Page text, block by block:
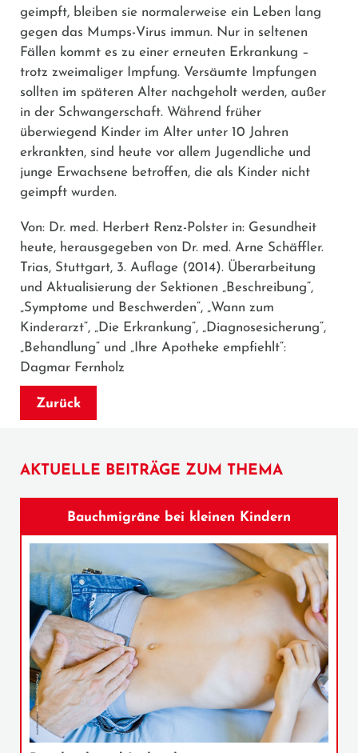
geimpft, bleiben sie normalerweise ein Leben lang
gegen das Mumps-Virus immun. Nur in seltenen
Fällen kommt es zu einer erneuten Erkrankung –
trotz zweimaliger Impfung. Versäumte Impfungen
sollten im späteren Alter nachgeholt werden, außer
in der Schwangerschaft. Während früher
überwiegend Kinder im Alter unter 10 Jahren
erkrankten, sind heute vor allem Jugendliche und
junge Erwachsene betroffen, die als Kinder nicht
geimpft wurden.
Von: Dr. med. Herbert Renz-Polster in: Gesundheit
heute, herausgegeben von Dr. med. Arne Schäffler.
Trias, Stuttgart, 3. Auflage (2014). Überarbeitung
und Aktualisierung der Sektionen „Beschreibung“,
„Symptome und Beschwerden“, „Wann zum
Kinderarzt“, „Die Erkrankung“, „Diagnosesicherung“,
„Behandlung“ und „Ihre Apotheke empfiehlt“:
Dagmar Fernholz
Zurück
AKTUELLE BEITRÄGE ZUM THEMA
Bauchmigräne bei kleinen Kindern